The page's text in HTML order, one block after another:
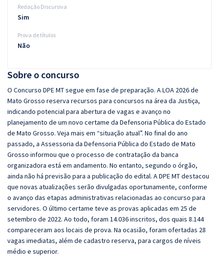
Sobre o concurso
O Concurso DPE MT segue em fase de preparação. A LOA 2026 de
Mato Grosso reserva recursos para concursos na área da Justiça,
indicando potencial para abertura de vagas e avanço no
planejamento de um novo certame da Defensoria Pública do Estado
de Mato Grosso. Veja mais em “situação atual”. No final do ano
passado, a Assessoria da Defensoria Pública do Estado de Mato
Grosso informou que o processo de contratação da banca
organizadora está em andamento. No entanto, segundo o órgão,
ainda não há previsão para a publicação do edital. A DPE MT destacou
que novas atualizações serão divulgadas oportunamente, conforme
o avanço das etapas administrativas relacionadas ao concurso para
servidores. O último certame teve as provas aplicadas em 25 de
setembro de 2022. Ao todo, foram 14.036 inscritos, dos quais 8.144
compareceram aos locais de prova. Na ocasião, foram ofertadas 28
vagas imediatas, além de cadastro reserva, para cargos de níveis
médio e superior.
Redação Discursiva
Sim
Prova de títulos
Não